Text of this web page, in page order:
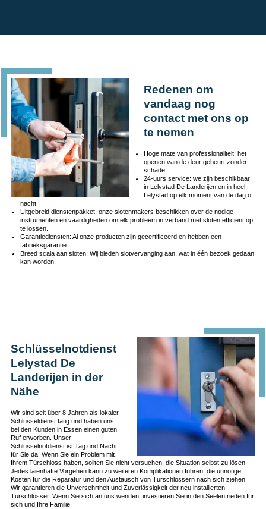
Redenen om
vandaag nog
contact met ons op
te nemen
Hoge mate van professionaliteit: het
openen van de deur gebeurt zonder
schade.
24-uurs service: we zijn beschikbaar
in Lelystad De Landerijen en in heel
Lelystad op elk moment van de dag of
nacht
Uitgebreid dienstenpakket: onze slotenmakers beschikken over de nodige
instrumenten en vaardigheden om elk probleem in verband met sloten efficiënt op
te lossen.
Garantiediensten: Al onze producten zijn gecertificeerd en hebben een
fabrieksgarantie.
Breed scala aan sloten: Wij bieden slotvervanging aan, wat in één bezoek gedaan
kan worden.
Schlüsselnotdienst
Lelystad De
Landerijen in der
Nähe
Wir sind seit über 8 Jahren als lokaler
Schlüsseldienst tätig und haben uns
bei den Kunden in Essen einen guten
Ruf erworben. Unser
Schlüsselnotdienst ist Tag und Nacht
für Sie da! Wenn Sie ein Problem mit
Ihrem Türschloss haben, sollten Sie nicht versuchen, die Situation selbst zu lösen.
Jedes laienhafte Vorgehen kann zu weiteren Komplikationen führen, die unnötige
Kosten für die Reparatur und den Austausch von Türschlössern nach sich ziehen.
Wir garantieren die Unversehrtheit und Zuverlässigkeit der neu installierten
Türschlösser. Wenn Sie sich an uns wenden, investieren Sie in den Seelenfrieden für
sich und Ihre Familie.